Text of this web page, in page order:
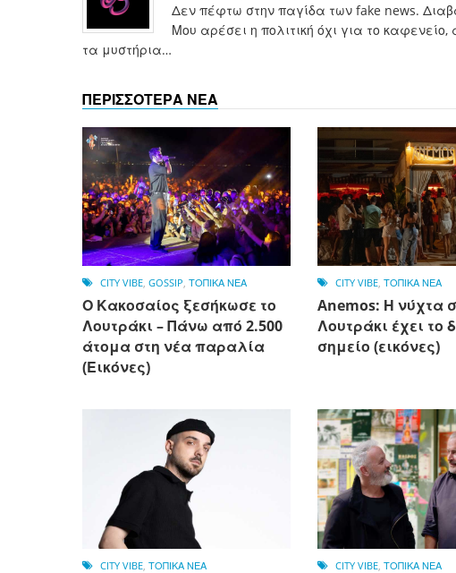
Δεν πέφτω στην παγίδα των fake news.
Μου αρέσει η πολιτική όχι για το
τα μυστήρια…
ΠΕΡΙΣΣΟΤΕΡΑ ΝΕΑ
CITY VIBE, GOSSIP, ΤΟΠΙΚΑ ΝΕΑ
Ο Κακοσαίος ξεσήκωσε το
Λουτράκι – Πάνω από 2.500
άτομα στη νέα παραλία
(Εικόνες)
CITY VIBE,ΤΟΠΙΚΑ ΝΕΑ
Anemos: Η νύχτα
Λουτράκι έχει το
σημείο (εικόνες)
CITY VIBE ΤΟΠΙΚΑ ΝΕΑ CITY VIBE ,ΤΟΠΙΚΑ ΝΕΑ